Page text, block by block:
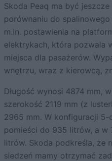
Skoda Peaq ma być
porównaniu do spalinowego
m.in. postawienia na
elektrykach, która pozwala
miejsca dla pasażerów.
wnętrzu, wraz z kierowcą,
Długość wynosi 4874 mm,
szerokość 2119 mm (z
2965 mm. W konfiguracji
pomieści do 935 litrów, a w
litrów. Skoda podkreśla, że
siedzeń mamy otrzymać